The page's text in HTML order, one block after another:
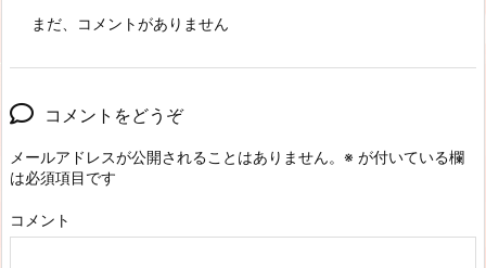
まだ、コメントがありません
コメントをどうぞ
メールアドレスが公開されることはありません。 ※ が付いている欄
は必須項目です
コメント